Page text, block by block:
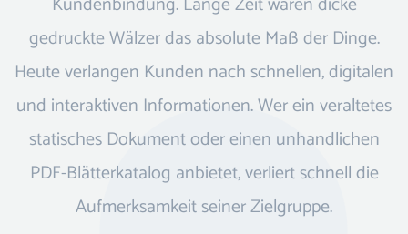
gedruckte Wälzer das absolute Maß der Dinge.
Heute verlangen Kunden nach schnellen, digitalen
und interaktiven Informationen. Wer ein veraltetes
statisches Dokument oder einen unhandlichen
PDF-Blätterkatalog anbietet, verliert schnell die
Aufmerksamkeit seiner Zielgruppe.